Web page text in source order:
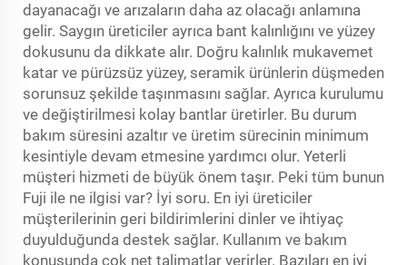
dayanacağı ve arızaların daha az olacağı anlamına
gelir. Saygın üreticiler ayrıca bant kalınlığını ve yüzey
dokusunu da dikkate alır. Doğru kalınlık mukavemet
katar ve pürüzsüz yüzey, seramik ürünlerin düşmeden
sorunsuz şekilde taşınmasını sağlar. Ayrıca kurulumu
ve değiştirilmesi kolay bantlar üretirler. Bu durum
bakım süresini azaltır ve üretim sürecinin minimum
kesintiyle devam etmesine yardımcı olur. Yeterli
müşteri hizmeti de büyük önem taşır. Peki tüm bunun
Fuji ile ne ilgisi var? İyi soru. En iyi üreticiler
müşterilerinin geri bildirimlerini dinler ve ihtiyaç
duyulduğunda destek sağlar. Kullanım ve bakım
konusunda çok net talimatlar verirler. Bazıları en iyi